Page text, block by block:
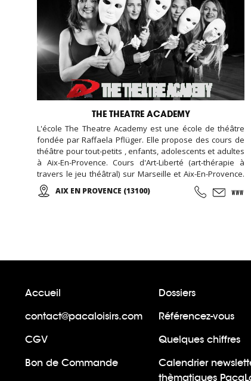
THE THEATRE ACADEMY
L'école The Theatre Academy est une école de théâtre
fondée par Raffaela Pflüger. Elle propose des cours de
théâtre pour tout-petits , enfants, adolescents et adultes
à Aix-En-Provence. Cours d'Art-Liberté (art-thérapie à
travers le jeu théâtral) sur Marseille et Aix-En-Provence.
Stages de week-end et de vacances pour toute tranche
d'âge dans la région PACA. Nous proposons des cours et
AIX EN PROVENCE (13100)
Accueil
Dossiers
contact@pacaloisirs.com
Référencez-vous
CGV
Quelques chiffres
Bon de Commande
Calendrier
thèmatiques